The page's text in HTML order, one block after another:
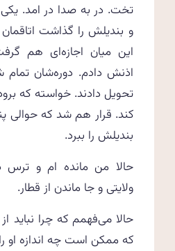
تخت. در به صدا در امد. یکی
و بندیلش را گذاشت
این میان اجازه‌ای هم
اذنش دادم. دوره‌شان تمام
تحویل دادند. خواسته که
کند. قرار هم شد که حوالی
بندیلش را ببرد.
حالا من مانده ام و ترس
ولایتی و جا ماندن از قطار.
حالا می‌فهمم که چرا
که ممکن است چه اندازه او